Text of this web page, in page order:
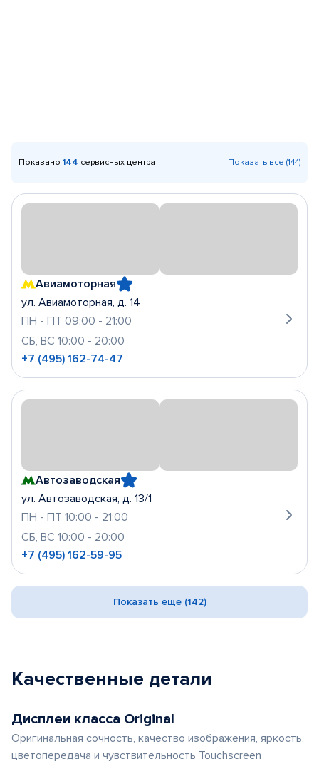
Показано 144 сервисных центра Показать все (144)
Авиамоторная
ул. Авиамоторная, д. 14
ПН - ПТ 09:00 - 21:00
СБ, ВС 10:00 - 20:00
+7 (495) 162-74-47
Автозаводская
ул. Автозаводская, д. 13/1
ПН - ПТ 10:00 - 21:00
СБ, ВС 10:00 - 20:00
+7 (495) 162-59-95
Показать еще (142)
Качественные детали
Дисплеи класса Original
Оригинальная сочность, качество изображения, яркость,
цветопередача и чувствительность Touchscreen